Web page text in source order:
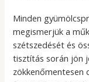
Minden
megismerjük a
szétszedését és
tisztítás során jön
zökkenőmentesen